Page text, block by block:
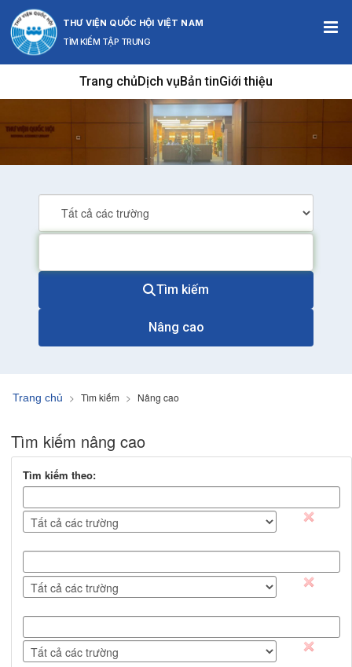
Bỏ qua nội dung này
THƯ VIỆN QUỐC HỘI VIỆT NAM
TÌM KIẾM TẬP TRUNG
Trang chủDịch vụBản tinGiới thiệu
Tìm kiếm
Nâng cao
Trang chủ Tìm kiếm Nâng cao
Tìm kiếm nâng cao
Tìm kiếm theo: